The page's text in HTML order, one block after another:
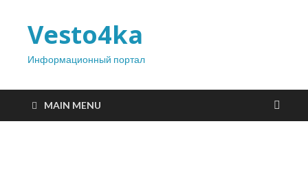
Vesto4ka
Информационный портал
MAIN MENU